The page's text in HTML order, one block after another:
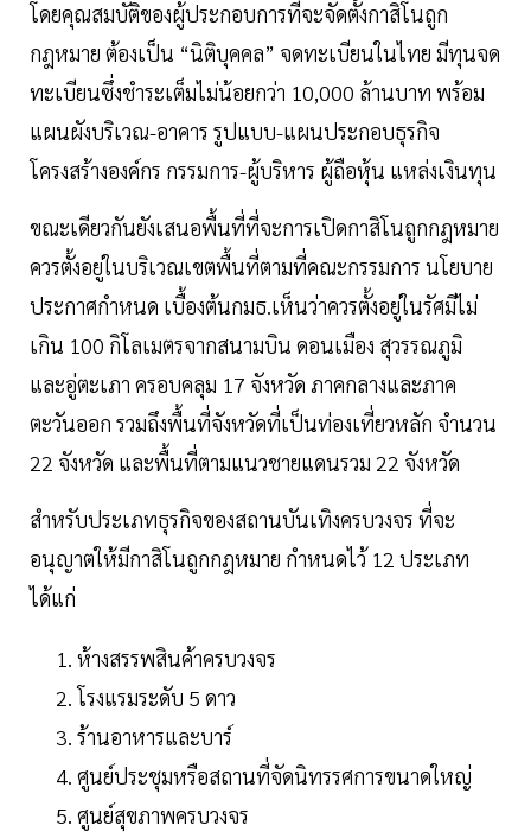
โดยคุณสมบัติของผู้ประกอบการที่จะจัดตั้งกาสิโนถูก
กฎหมาย ต้องเป็น “นิติบุคคล” จดทะเบียนในไทย มีทุนจด
ทะเบียนซึ่งชำระเต็มไม่น้อยกว่า 10,000 ล้านบาท พร้อม
แผนผังบริเวณ-อาคาร รูปแบบ-แผนประกอบธุรกิจ
โครงสร้างองค์กร กรรมการ-ผู้บริหาร ผู้ถือหุ้น แหล่งเงินทุน
ขณะเดียวกันยังเสนอพื้นที่ที่จะการเปิดกาสิโนถูกกฎหมาย
ควรตั้งอยู่ในบริเวณเขตพื้นที่ตามที่คณะกรรมการ นโยบาย
ประกาศกำหนด เบื้องต้นกมธ.เห็นว่าควรตั้งอยู่ในรัศมีไม่
เกิน 100 กิโลเมตรจากสนามบิน ดอนเมือง สุวรรณภูมิ
และอู่ตะเภา ครอบคลุม 17 จังหวัด ภาคกลางและภาค
ตะวันออก รวมถึงพื้นที่จังหวัดที่เป็นท่องเที่ยวหลัก จำนวน
22 จังหวัด และพื้นที่ตามแนวชายแดนรวม 22 จังหวัด
สำหรับประเภทธุรกิจของสถานบันเทิงครบวงจร ที่จะ
อนุญาตให้มีกาสิโนถูกกฎหมาย กำหนดไว้ 12 ประเภท
ได้แก่
ห้างสรรพสินค้าครบวงจร
โรงแรมระดับ 5 ดาว
ร้านอาหารและบาร์
ศูนย์ประชุมหรือสถานที่จัดนิทรรศการขนาดใหญ่
ศูนย์สุขภาพครบวงจร